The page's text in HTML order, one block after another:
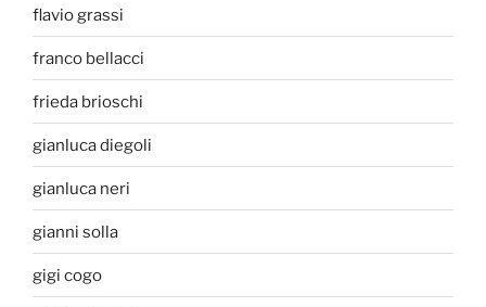
flavio grassi
franco bellacci
frieda brioschi
gianluca diegoli
gianluca neri
gianni solla
gigi cogo